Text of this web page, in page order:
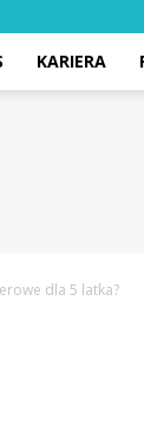
KARIERA
dla 5 latka?